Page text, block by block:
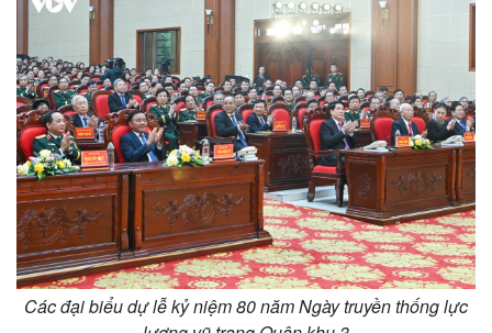
Các đại biểu dự lễ kỷ niệm 80 năm Ngày truyền thống lực